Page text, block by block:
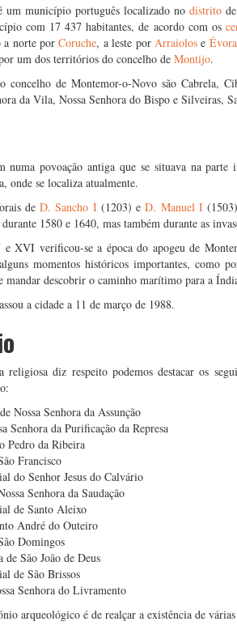
um município português localizado no distrito
com 17 437 habitantes, de acordo com os
a norte porCoruche, a leste porArraiolos e Évora
um dos territórios do concelho de Montijo.
concelho de Montemor-o-Novo são Cabrela,
da Vila, Nossa Senhora do Bispo e Silveiras,
numa povoação antiga que se situava na
onde se localiza atualmente.
deD. Sancho I(1203) eD. Manuel I
durante 1580 e 1640, mas também durante as
XVI verificou-se a época do apogeu de
momentos históricos importantes, como
mandar descobrir o caminho marítimo para a
a cidade a 11 de março de 1988.
religiosa diz respeito podemos destacar os
Nossa Senhora da Assunção
Senhora da Purificação da Represa
Pedro da Ribeira
Francisco
do Senhor Jesus do Calvário
Senhora da Saudação
de Santo Aleixo
André do Outeiro
Domingos
São João de Deus
de São Brissos
Senhora do Livramento
arqueológico é de realçar a existência de